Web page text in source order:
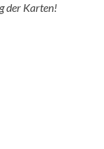
der Karten!